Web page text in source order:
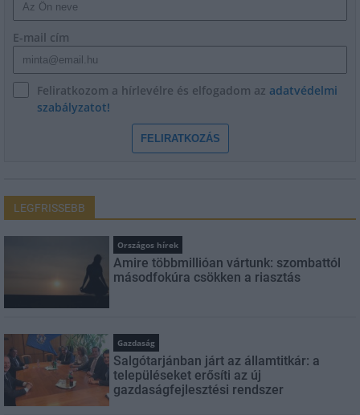
E-mail cím
Feliratkozom a hírlevélre és elfogadom az adatvédelmi
szabályzatot!
FELIRATKOZÁS
LEGFRISSEBB
Országos hírek
Amire többmillióan vártunk: szombattól
másodfokúra csökken a riasztás
Gazdaság
Salgótarjánban járt az államtitkár: a
településeket erősíti az új
gazdaságfejlesztési rendszer